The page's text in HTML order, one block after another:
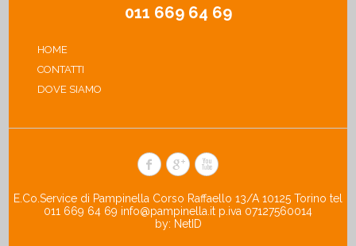
011 669 64 69
HOME
CONTATTI
DOVE SIAMO
E.Co.Service di Pampinella Corso Raffaello 13/A 10125 Torino tel
011 669 64 69 info@pampinella.it p.iva 07127560014
by: NetID